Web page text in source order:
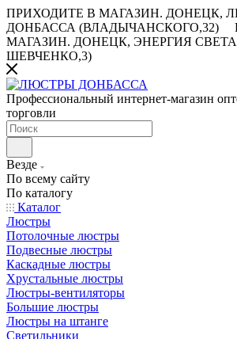
ПРИХОДИТЕ В МАГАЗИН. ДОНЕЦК,
ДОНБАССА (ВЛАДЫЧАНСКОГО,32)
МАГАЗИН. ДОНЕЦК, ЭНЕРГИЯ СВЕТА
ШЕВЧЕНКО,3)
Профессиональный интернет-магазин
торговли
Везде
По всему сайту
По каталогу
Каталог
Люстры
Потолочные люстры
Подвесные люстры
Каскадные люстры
Хрустальные люстры
Люстры-вентиляторы
Большие люстры
Люстры на штанге
Светильники